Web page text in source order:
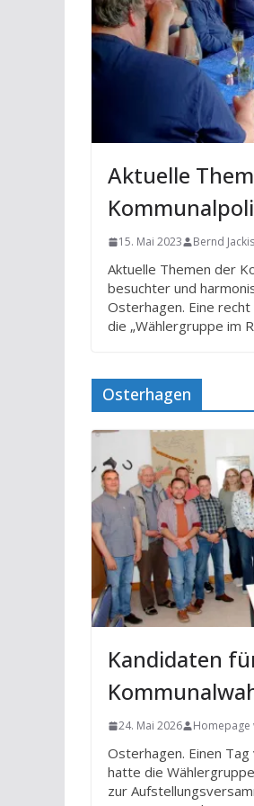
Aktuelle
15. Mai 2023 Bernd
Aktuelle Themen der
besuchter und
Osterhagen. Eine
die „Wählergruppe im
Osterhagen
Kandidaten
24. Mai 2026
Osterhagen. Einen
hatte die
zur